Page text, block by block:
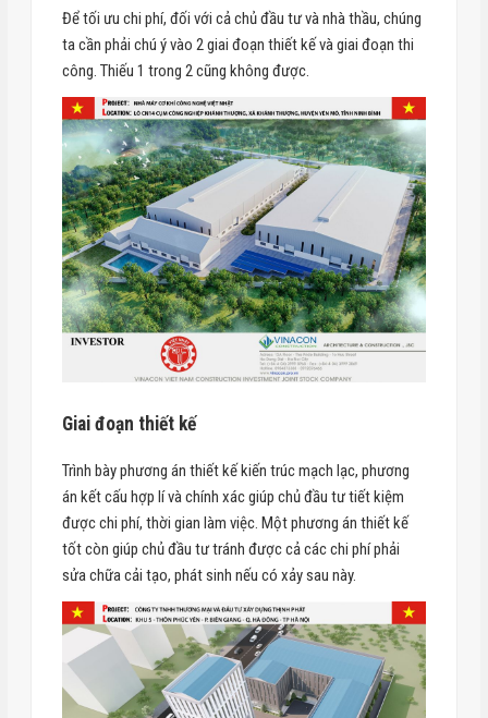
Để tối ưu chi phí, đối với cả chủ đầu tư và nhà thầu, chúng
ta cần phải chú ý vào 2 giai đoạn thiết kế và giai đoạn thi
công. Thiếu 1 trong 2 cũng không được.
Giai đoạn thiết kế
Trình bày phương án thiết kế kiến trúc mạch lạc, phương
án kết cấu hợp lí và chính xác giúp chủ đầu tư tiết kiệm
được chi phí, thời gian làm việc. Một phương án thiết kế
tốt còn giúp chủ đầu tư tránh được cả các chi phí phải
sửa chữa cải tạo, phát sinh nếu có xảy sau này.